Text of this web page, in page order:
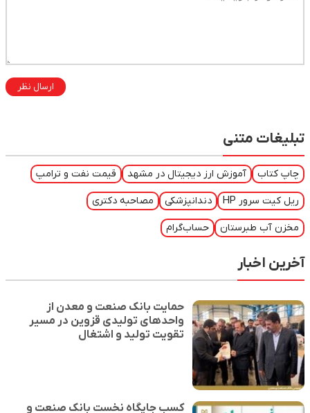
ارسال نظر
تبلیغات متنی
چاپ کتاب آموزش ارز دیجیتال در مشهد قیمت نفت و ترامپ
ریل کیت سرور HP دندانپزشکی مصاحبه دکتری
مخزن آب طبرستان حساب‌گرام
آخرین اخبار
حمایت بانک صنعت و معدن از
واحدهای تولیدی قزوین در مسیر
تقویت تولید و اشتغال
کسب جایگاه نخست بانک صنعت و